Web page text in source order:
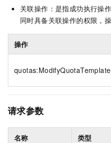
关联操作：是指成功执行操
同时具备关联操作的权限，操
操作
请求参数
名称 类型